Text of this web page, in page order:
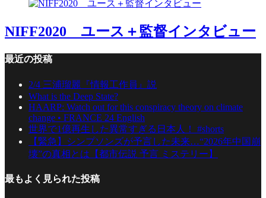
NIFF2020 ユース＋監督インタビュー
最近の投稿
2/4 三浦瑠麗『情報工作員』説
What is the Deep State?
HAARP: Watch out for this conspiracy theory on climate
change • FRANCE 24 English
世界で1億再生した異常すぎる日本人！ #shorts
【緊急】シンプソンズが予言した未来…“2026年中国崩
壊”の真相とは【都市伝説 予言 ミステリー】
最もよく見られた投稿